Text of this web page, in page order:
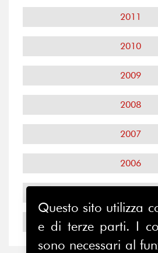
2011
2010
2009
2008
2007
2006
2004
Questo sito utilizza
e di terze parti. I
sono necessari al